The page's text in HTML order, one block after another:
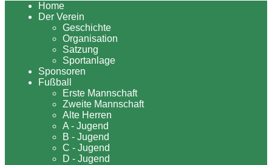
Home
Der Verein
Geschichte
Organisation
Satzung
Sportanlage
Sponsoren
Fußball
Erste Mannschaft
Zweite Mannschaft
Alte Herren
A - Jugend
B - Jugend
C - Jugend
D - Jugend